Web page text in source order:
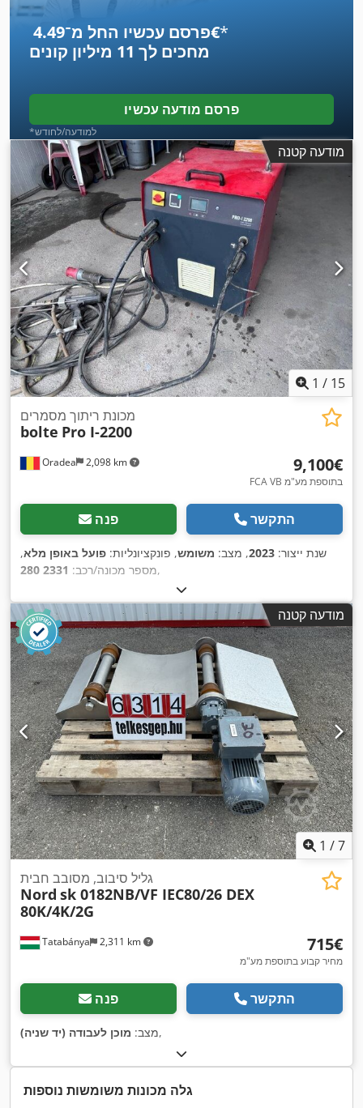
פרסם עכשיו החל מ־‏4.49 ‏€*
מחכים לך 11 מיליון קונים
פרסם מודעה עכשיו
*למודעה/לחודש
מודעה קטנה
1 / 15
Oradea 2,098 km
מכונת ריתוך מסמרים
bolte Pro I-2200
‏9,100 ‏€
FCA VB בתוספת מע"מ
פנה התקשר
שנת ייצור: 2023, מצב: משומש, פונקציונליות: פועל באופן מלא,
מספר מכונה/רכב: 2331 280 ,
מודעה קטנה
1 /7
Tatabánya 2,311 km
גליל סיבוב, מסובב חבית
Nord sk 0182NB/VF IEC80/26 DEX
80K/4K/2G
‏715 ‏€
מחיר קבוע בתוספת מע"מ
פנה התקשר
מצב: מוכן לעבודה (יד שניה) ,
גלה מכונות משומשות נוספות